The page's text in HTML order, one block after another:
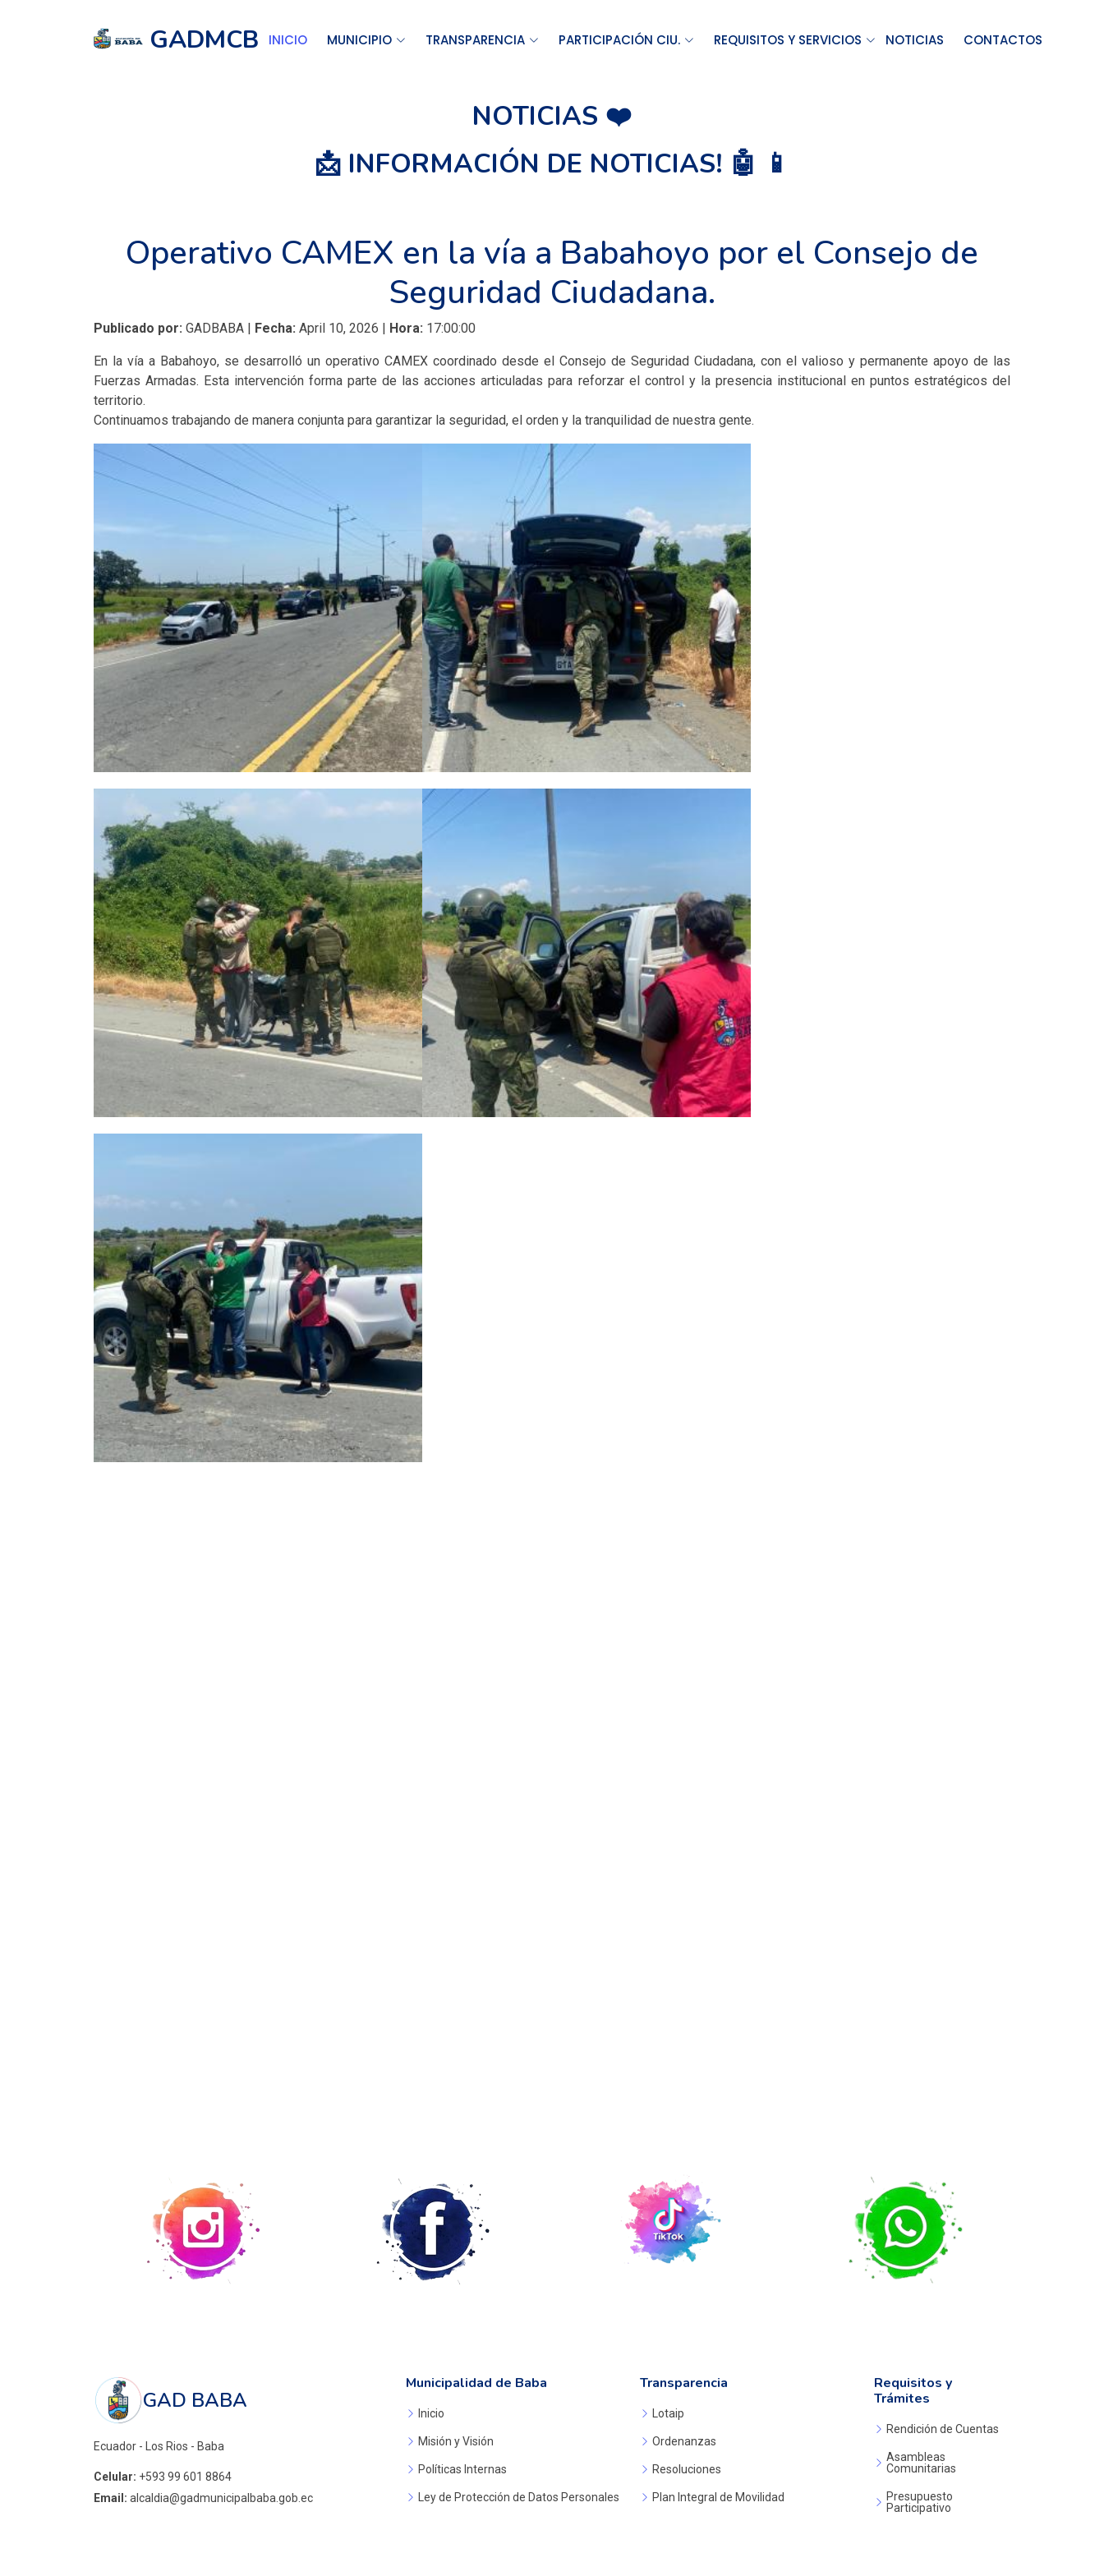
GADMCB INICIO MUNICIPIO TRANSPARENCIA PARTICIPACIÓN CIU. REQUISITOS Y SERVICIOS NOTICIAS CONTACTOS
NOTICIAS ❤️
📩 INFORMACIÓN DE NOTICIAS! 🤖 📱
Operativo CAMEX en la vía a Babahoyo por el Consejo de
Seguridad Ciudadana.
Publicado por: GADBABA | Fecha: April 10, 2026 | Hora: 17:00:00
En la vía a Babahoyo, se desarrolló un operativo CAMEX coordinado desde el Consejo de Seguridad Ciudadana, con el valioso y permanente apoyo de las
Fuerzas Armadas. Esta intervención forma parte de las acciones articuladas para reforzar el control y la presencia institucional en puntos estratégicos del
territorio.
Continuamos trabajando de manera conjunta para garantizar la seguridad, el orden y la tranquilidad de nuestra gente.
GAD BABA
Ecuador - Los Rios - Baba
Celular: +593 99 601 8864
Email: alcaldia@gadmunicipalbaba.gob.ec
Municipalidad de Baba
Inicio
Misión y Visión
Políticas Internas
Ley de Protección de Datos Personales
Transparencia
Lotaip
Ordenanzas
Resoluciones
Plan Integral de Movilidad
Requisitos y
Trámites
Rendición de Cuentas
Asambleas
Comunitarias
Presupuesto
Participativo